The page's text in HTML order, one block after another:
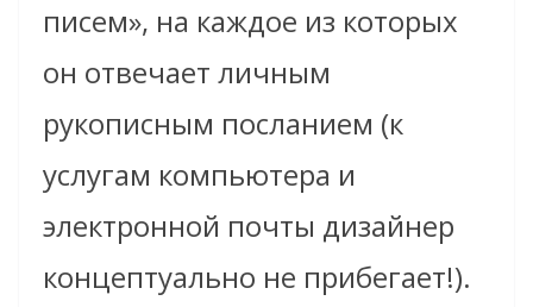
писем», на каждое из которых
он отвечает личным
рукописным посланием (к
услугам компьютера и
электронной почты дизайнер
концептуально не прибегает!).